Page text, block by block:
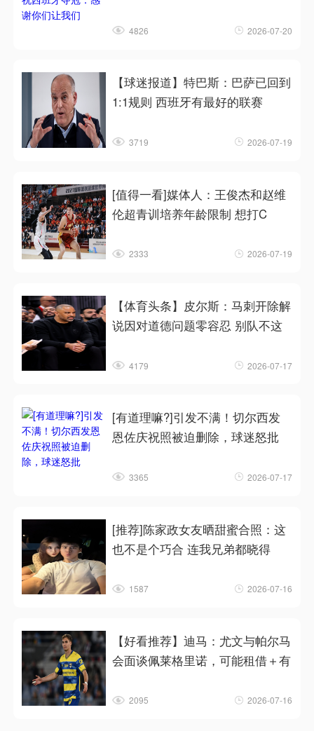
4826 2026-07-20
【球迷报道】特巴斯：巴萨已回到
1:1规则 西班牙有最好的联赛
3719 2026-07-19
[值得一看]媒体人：王俊杰和赵维
伦超青训培养年龄限制 想打C
2333 2026-07-19
【体育头条】皮尔斯：马刺开除解
说因对道德问题零容忍 别队不这
4179 2026-07-17
[有道理嘛?]引发不满！切尔西发
恩佐庆祝照被迫删除，球迷怒批
3365 2026-07-17
[推荐]陈家政女友晒甜蜜合照：这
也不是个巧合 连我兄弟都晓得
1587 2026-07-16
【好看推荐】迪马：尤文与帕尔马
会面谈佩莱格里诺，可能租借＋有
2095 2026-07-16